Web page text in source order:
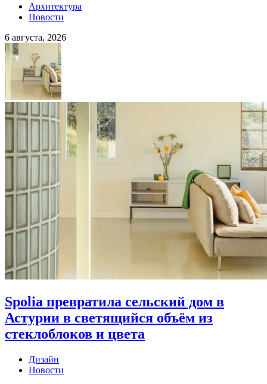
Архитектура
Новости
6 августа, 2026
Spolia превратила сельский дом в
Астурии в светящийся объём из
стеклоблоков и цвета
Дизайн
Новости